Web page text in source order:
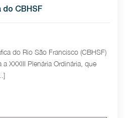
do CBHSF
do Rio São Francisco (CBHSF)
XXXIII Plenária Ordinária, que